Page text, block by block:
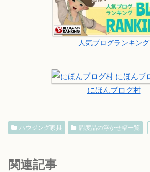
人気ブログランキング
にほんブログ村
ハウジング家具 調度品の浮かせ幅一覧
関連記事